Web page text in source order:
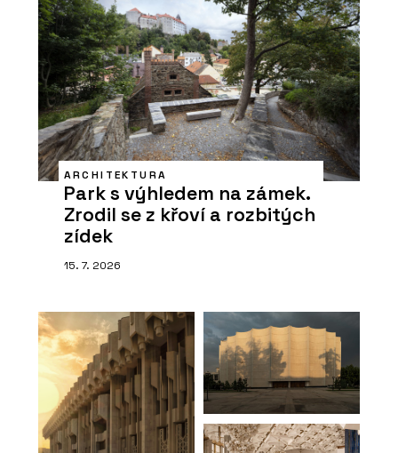
ARCHITEKTURA
Park s výhledem na zámek.
Zrodil se z křoví a rozbitých
zídek
15. 7. 2026